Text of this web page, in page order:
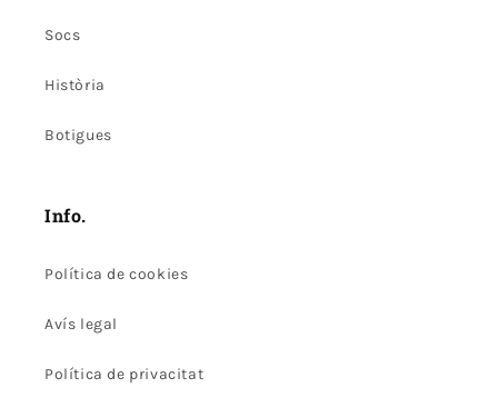
Socs
Història
Botigues
Info.
Política de cookies
Avís legal
Política de privacitat